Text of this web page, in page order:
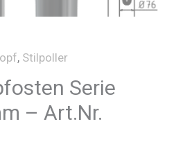
, Stilpoller
Serie
– Art.Nr.